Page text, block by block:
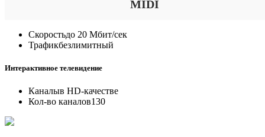
MIDI
Скоростьдо 20 Мбит/сек
Трафикбезлимитный
Интерактивное телевидение
Каналыв HD-качестве
Кол-во каналов130